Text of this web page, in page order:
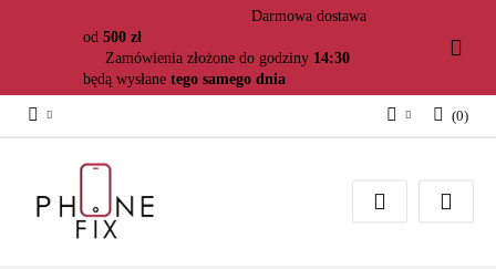
Darmowa dostawa
od 500 zł
Zamówienia złożone do godziny 14:30
będą wysłane tego samego dnia
Załóż konto
(0)